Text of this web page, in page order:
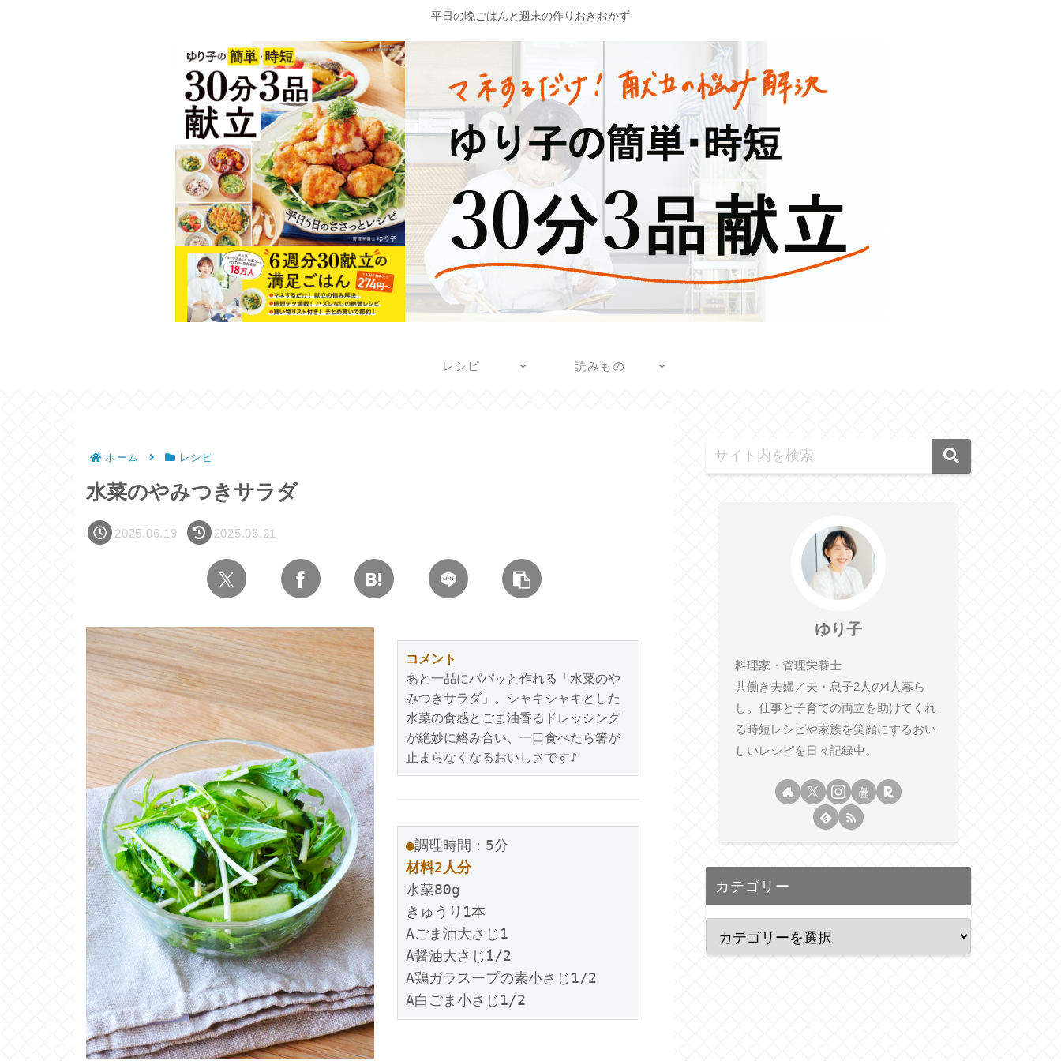
平日の晩ごはんと週末の作りおきおかず
レシピ 読みもの
ホーム レシピ
水菜のやみつきサラダ
2025.06.19 2025.06.21
コメント
あと一品にパパッと作れる「水菜のや
みつきサラダ」。シャキシャキとした
水菜の食感とごま油香るドレッシング
が絶妙に絡み合い、一口食べたら箸が
止まらなくなるおいしさです♪
●調理時間：5分
材料2人分
水菜80g
きゅうり1本
Aごま油大さじ1
A醤油大さじ1/2
A鶏ガラスープの素小さじ1/2
A白ごま小さじ1/2
ゆり子
料理家・管理栄養士
共働き夫婦／夫・息子2人の4人暮ら
し。仕事と子育ての両立を助けてくれ
る時短レシピや家族を笑顔にするおい
しいレシピを日々記録中。
カテゴリー